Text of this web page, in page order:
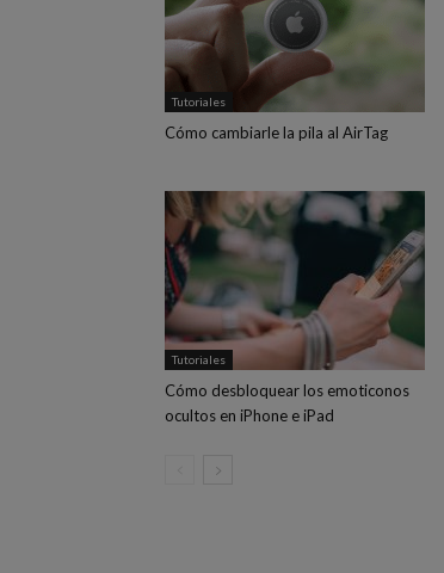
Tutoriales
Cómo cambiarle la pila al AirTag
Tutoriales
Cómo desbloquear los emoticonos
ocultos en iPhone e iPad